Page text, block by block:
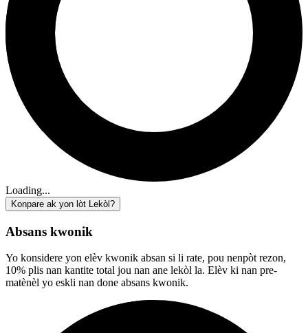
Loading...
Konpare ak yon lòt Lekòl?
Absans kwonik
Yo konsidere yon elèv kwonik absan si li rate, pou nenpòt rezon,
10% plis nan kantite total jou nan ane lekòl la. Elèv ki nan pre-
matènèl yo eskli nan done absans kwonik.